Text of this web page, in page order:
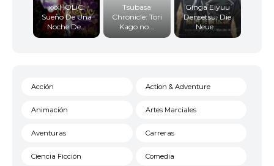
xxxHOLiC:
Sueño De Una
Noche De...
Tsubasa
Chronicle: Tori
Kago no...
Ginga Eiyuu
Densetsu: Die
Neue...
Acción Action & Adventure
Animación Artes Marciales
Aventuras Carreras
Ciencia Ficción Comedia